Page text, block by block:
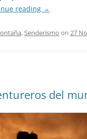
reading →
,Senderismo on 27
del